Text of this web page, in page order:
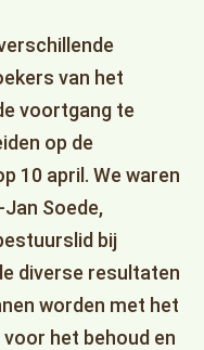
van het
voortgang te
op de
10 april. We waren
Soede,
bij
diverse resultaten
worden met het
het behoud en